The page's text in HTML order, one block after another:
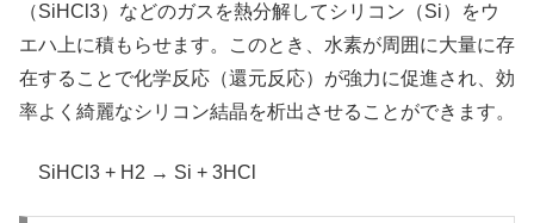
（SiHCl3）などのガスを熱分解してシリコン（Si）をウ
エハ上に積もらせます。このとき、水素が周囲に大量に存
在することで化学反応（還元反応）が強力に促進され、効
率よく綺麗なシリコン結晶を析出させることができます。
SiHCl3 + H2 → Si + 3HCl